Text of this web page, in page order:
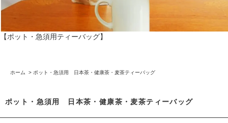
【ポット・急須用ティーバッグ】
ホーム > ポット・急須用 日本茶・健康茶・麦茶ティーバッグ
ポット・急須用 日本茶・健康茶・麦茶ティーバッグ